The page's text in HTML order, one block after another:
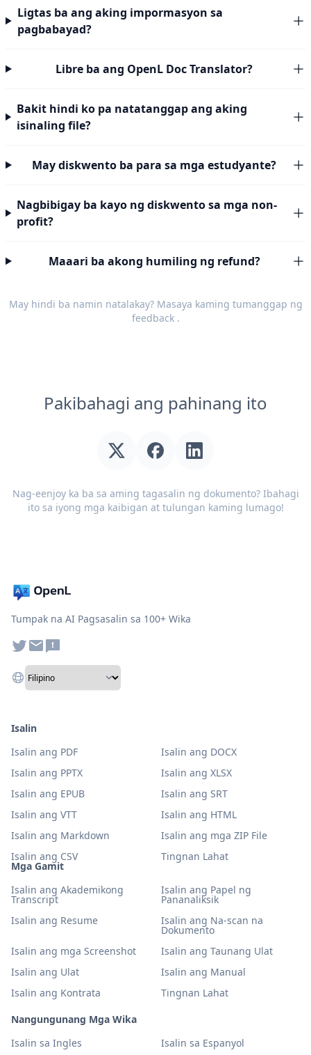
Ligtas ba ang aking impormasyon sa
pagbabayad?
Libre ba ang OpenL Doc Translator?
Bakit hindi ko pa natatanggap ang aking
isinaling file?
May diskwento ba para sa mga estudyante?
Nagbibigay ba kayo ng diskwento sa mga non-
profit?
Maaari ba akong humiling ng refund?
May hindi ba namin natalakay? Masaya kaming tumanggap ng
feedback.
Pakibahagi ang pahinang ito
Nag-eenjoy ka ba sa aming tagasalin ng dokumento? Ibahagi
ito sa iyong mga kaibigan at tulungan kaming lumago!
Tumpak na AI Pagsasalin sa 100+ Wika
Mga Gamit
Isalin ang Akademikong
Transcript
Isalin ang Papel ng
Pananaliksik
Isalin ang Resume
Isalin ang Na-scan na
Dokumento
Isalin ang mga Screenshot
Isalin ang Taunang Ulat
Isalin ang Ulat
Isalin ang Manual
Isalin ang Kontrata
Tingnan Lahat
Nangungunang Mga Wika
Isalin sa Ingles
Isalin sa Espanyol
Isalin
Isalin ang PDF
Isalin ang DOCX
Isalin ang PPTX
Isalin ang XLSX
Isalin ang EPUB
Isalin ang SRT
Isalin ang VTT
Isalin ang HTML
Isalin ang Markdown
Isalin ang mga ZIP File
Isalin ang CSV
Tingnan Lahat